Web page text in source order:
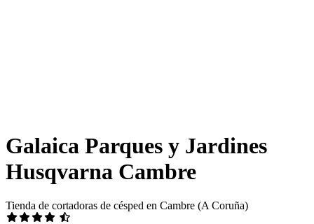
Galaica Parques y Jardines
Husqvarna Cambre
Tienda de cortadoras de césped en Cambre (A Coruña)